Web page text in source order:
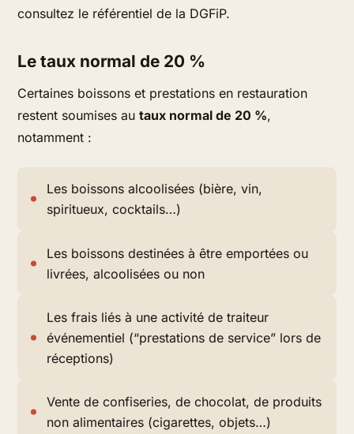
consultez le référentiel de la DGFiP.
Le taux normal de 20 %
Certaines boissons et prestations en restauration
restent soumises autaux normal de 20 %,
notamment :
Les boissons alcoolisées (bière, vin,
spiritueux, cocktails…)
Les boissons destinées à être emportées ou
livrées, alcoolisées ou non
Les frais liés à une activité de traiteur
événementiel (“prestations de service” lors de
réceptions)
Vente de confiseries, de chocolat, de produits
non alimentaires (cigarettes, objets…)